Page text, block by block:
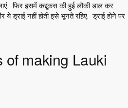
फिर इसमें कद्दूकस की हुई लौकी डाल कर
ड्राई नहीं होती इसे भूनते रहिए. ड्राई होने पर
of making Lauki